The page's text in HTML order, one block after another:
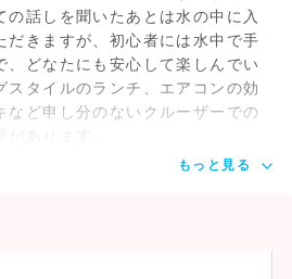
の話しを聞いたあとは水の中に入
だきますが、初心者には水中で手
、どなたにも安心して楽しんでい
スタイルのランチ、エアコンの効
など申し分のないクルーザーでの
があります。
もっと見る